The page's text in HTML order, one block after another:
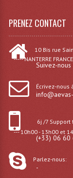
PRENEZ CONTACT
10 Bis rue
----- NANTERRE
Suivez-nous
Écrivez-nous
6j /7
--- 10h00 - 13h00 et
(+33) 06 60
Parlez-nous:
-